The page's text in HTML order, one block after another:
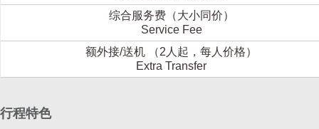
综合服务费（大小同价）
Service Fee
额外接/送机 （2人起，每人价格）
Extra Transfer
行程特色